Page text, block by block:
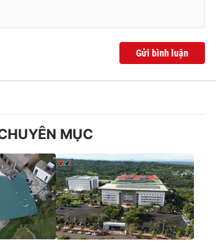
mọi hình thức nếu không có sự chấp
Ghi rõ nguồn VTV.vn khi phát hành lại
này.
Gửi bình luận
MỤC